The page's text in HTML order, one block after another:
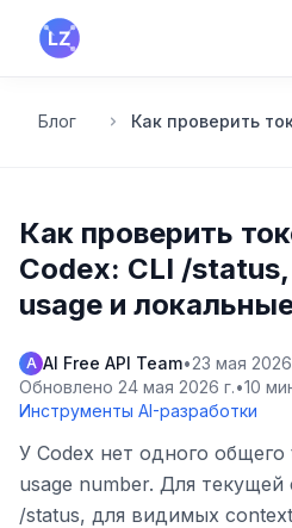
Перейти к основному
Блог
Как проверить
Codex: CLI /
usage и
A AI Free API Team•23 мая 2026
Обновлено 24 мая 2026 г.•10
Инструменты AI-разработки
У Codex нет одного
usage number. Для текущей
/status, для видимых